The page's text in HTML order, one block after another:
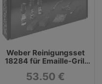
Weber Reinigungsset
18284 für Emaille-Grill
Reiniger
53.50 €